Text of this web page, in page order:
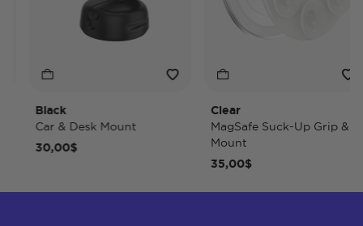
Black
Car & Desk Mount
30,00$
Clear
MagSafe Suck-Up Grip &
Mount
35,00$